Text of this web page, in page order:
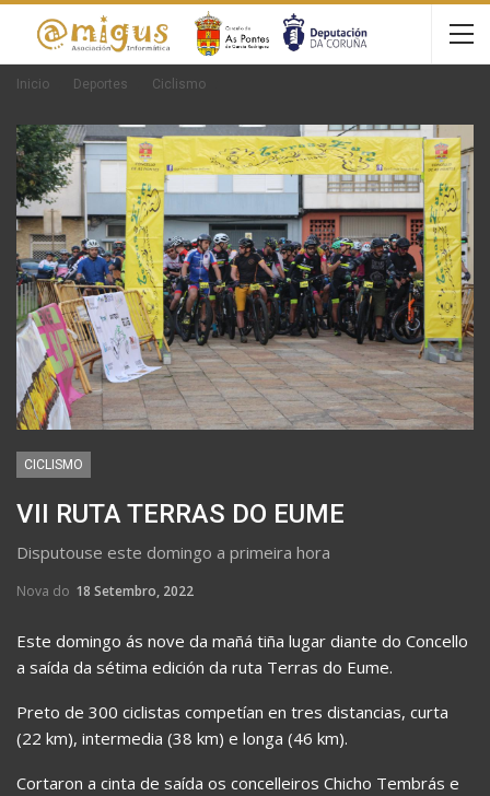
Inicio Deportes Ciclismo
CICLISMO
VII RUTA TERRAS DO EUME
Disputouse este domingo a primeira hora
Nova do 18 Setembro, 2022
Este domingo ás nove da mañá tiña lugar diante do Concello
a saída da sétima edición da ruta Terras do Eume.
Preto de 300 ciclistas competían en tres distancias, curta
(22 km), intermedia (38 km) e longa (46 km).
Cortaron a cinta de saída os concelleiros Chicho Tembrás e